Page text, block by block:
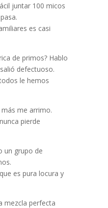
juntar 100 micos
es casi
de primos? Hablo
defectuoso.
le hemos
me arrimo.
pierde
un grupo de
es pura locura y
mezcla perfecta